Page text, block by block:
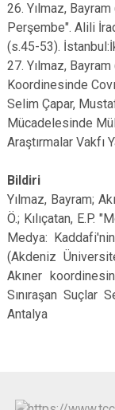
26. Yılmaz,
Perşembe". Alili
(s.45-53).
27. Yılmaz,
Koordinesinde
Selim Çapar,
Mücadelesinde
Araştırmalar Vakfı
Bildiri
Yılmaz, Bayram;
Ö.; Kılıçatan, E.P.
Medya:
(Akdeniz
Akıner
Sınıraşan Suçlar
Antalya